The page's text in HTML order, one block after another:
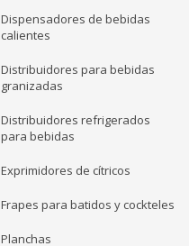
Dispensadores de bebidas
calientes
Distribuidores para bebidas
granizadas
Distribuidores refrigerados
para bebidas
Exprimidores de cítricos
Frapes para batidos y cockteles
Planchas